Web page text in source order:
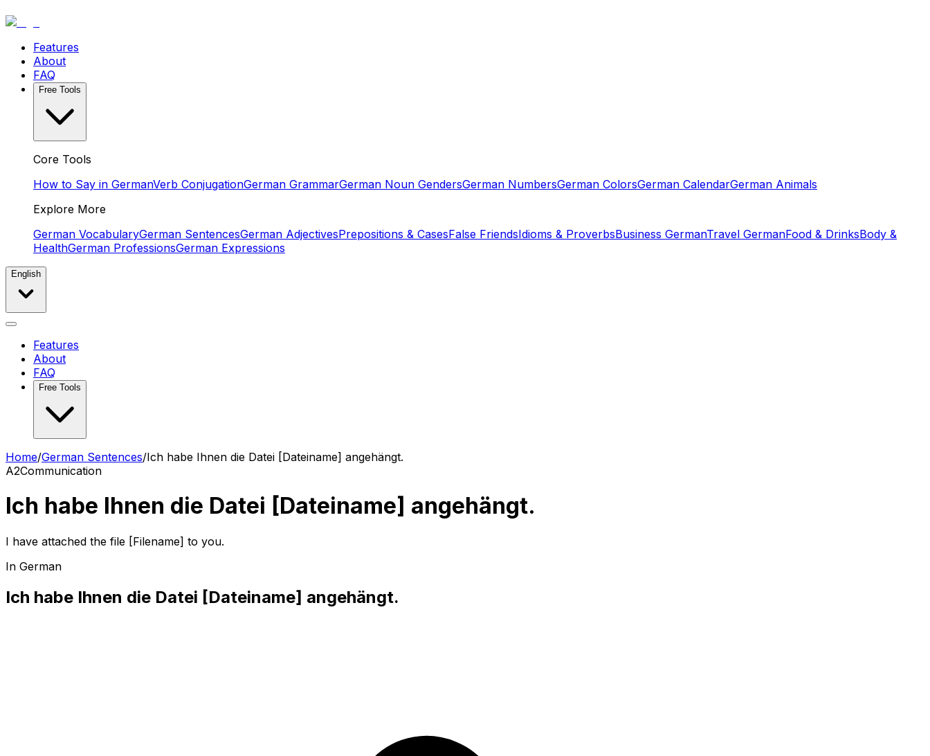
Features
About
FAQ
Free Tools
Core Tools
How to Say in GermanVerb ConjugationGerman GrammarGerman Noun GendersGerman NumbersGerman ColorsGerman CalendarGerman Animals
Explore More
German VocabularyGerman SentencesGerman AdjectivesPrepositions & CasesFalse FriendsIdioms & ProverbsBusiness GermanTravel GermanFood & DrinksBody &
HealthGerman ProfessionsGerman Expressions
English
Features
About
FAQ
Free Tools
Home/German Sentences/Ich habe Ihnen die Datei [Dateiname] angehängt.
A2Communication
Ich habe Ihnen die Datei [Dateiname] angehängt.
I have attached the file [Filename] to you.
In German
Ich habe Ihnen die Datei [Dateiname] angehängt.